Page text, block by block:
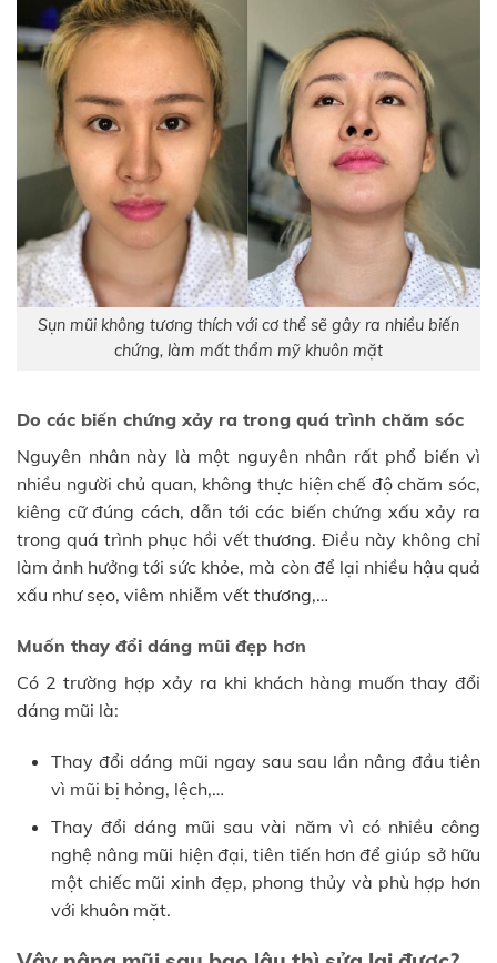
Sụn mũi không tương thích với cơ thể sẽ gây ra nhiều biến
chứng, làm mất thẩm mỹ khuôn mặt
Do các biến chứng xảy ra trong quá trình chăm sóc
Nguyên nhân này là một nguyên nhân rất phổ biến vì
nhiều người chủ quan, không thực hiện chế độ chăm sóc,
kiêng cữ đúng cách, dẫn tới các biến chứng xấu xảy ra
trong quá trình phục hồi vết thương. Điều này không chỉ
làm ảnh hưởng tới sức khỏe, mà còn để lại nhiều hậu quả
xấu như sẹo, viêm nhiễm vết thương,…
Muốn thay đổi dáng mũi đẹp hơn
Có 2 trường hợp xảy ra khi khách hàng muốn thay đổi
dáng mũi là:
Thay đổi dáng mũi ngay sau sau lần nâng đầu tiên
vì mũi bị hỏng, lệch,…
Thay đổi dáng mũi sau vài năm vì có nhiều công
nghệ nâng mũi hiện đại, tiên tiến hơn để giúp sở hữu
một chiếc mũi xinh đẹp, phong thủy và phù hợp hơn
với khuôn mặt.